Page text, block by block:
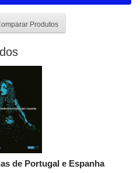
Produtos
de Portugal e Espanha